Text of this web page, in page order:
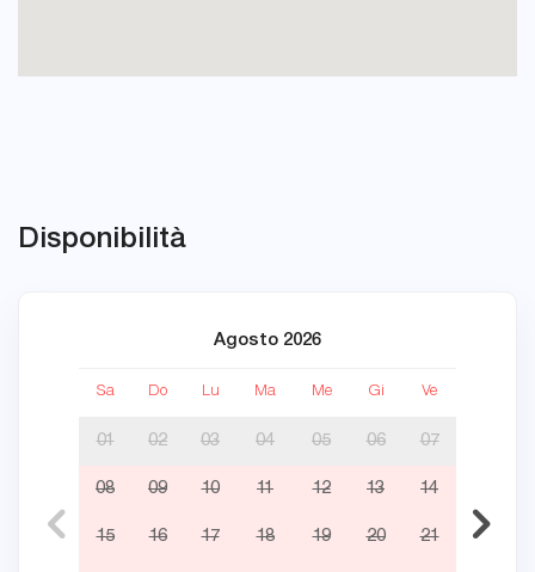
Disponibilità
Agosto 2026
Sa Do Lu Ma Me Gi Ve
01 02 03 04 05 06 07
08 09 10 11 12 13 14
15 16 17 18 19 20 21